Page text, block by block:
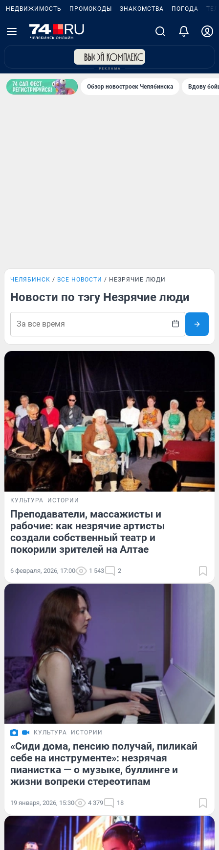
НЕДВИЖИМОСТЬ ПРОМОКОДЫ ЗНАКОМСТВА ПОГОДА
Обзор новостроек Челябинска Вдову
ЧЕЛЯБИНСК ВСЕ НОВОСТИ НЕЗРЯЧИЕ ЛЮДИ
Новости по тэгу Незрячие люди
КУЛЬТУРА ИСТОРИИ
Преподаватели, массажисты и
рабочие: как незрячие артисты
создали собственный театр и
покорили зрителей на Алтае
6 февраля, 2026, 17:00 1 543 2
КУЛЬТУРА ИСТОРИИ
«Сиди дома, пенсию получай, пиликай
себе на инструменте»: незрячая
пианистка — о музыке, буллинге и
жизни вопреки стереотипам
19 января, 2026, 15:30 4 379 18